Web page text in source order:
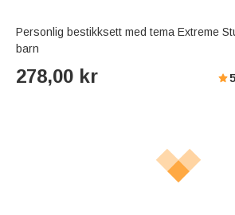
Personlig bestikksett med tema Extreme
barn
278,00 kr